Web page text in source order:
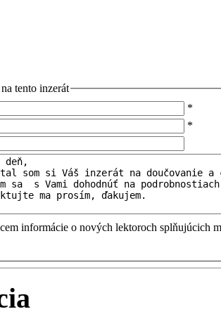
tento inzerát
*
*
informácie o nových lektoroch splňujúcich